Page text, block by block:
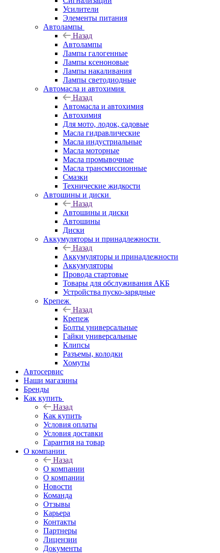
Усилители
Элементы питания
Автолампы
Назад
Автолампы
Лампы галогенные
Лампы ксеноновые
Лампы накаливания
Лампы светодиодные
Автомасла и автохимия
Назад
Автомасла и автохимия
Автохимия
Для мото, лодок, садовые
Масла гидравлические
Масла индустриальные
Масла моторные
Масла промывочные
Масла трансмиссионные
Смазки
Технические жидкости
Автошины и диски
Назад
Автошины и диски
Автошины
Диски
Аккумуляторы и принадлежности
Назад
Аккумуляторы и принадлежности
Аккумуляторы
Провода стартовые
Товары для обслуживания АКБ
Устройства пуско-зарядные
Крепеж
Назад
Крепеж
Болты универсальные
Гайки универсальные
Клипсы
Разъемы, колодки
Хомуты
Автосервис
Наши магазины
Бренды
Как купить
Назад
Как купить
Условия оплаты
Условия доставки
Гарантия на товар
О компании
Назад
О компании
О компании
Новости
Команда
Отзывы
Карьера
Контакты
Партнеры
Лицензии
Документы